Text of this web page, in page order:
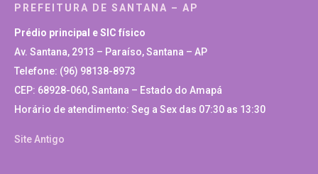
PREFEITURA DE SANTANA – AP
Prédio principal e SIC físico
Av. Santana, 2913 – Paraíso, Santana – AP
Telefone: (96) 98138-8973
CEP: 68928-060, Santana – Estado do Amapá
Horário de atendimento: Seg a Sex das 07:30 as 13:30
Site Antigo